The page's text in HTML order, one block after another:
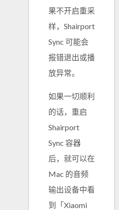
果不开启重采
样，Shairport
Sync 可能会
报错退出或播
放异常。
如果一切顺利
的话，重启
Shairport
Sync 容器
后，就可以在
Mac 的音频
输出设备中看
到「Xiaomi